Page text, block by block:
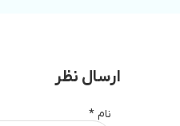
ارسال نظر
نام *